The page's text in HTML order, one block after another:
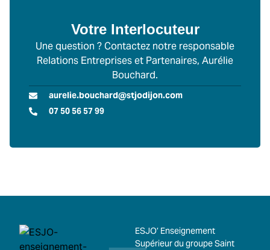
Votre Interlocuteur
Une question ? Contactez notre responsable
Relations Entreprises et Partenaires, Aurélie
Bouchard.
aurelie.bouchard@stjodijon.com
07 50 56 57 99
ESJO’ Enseignement
Supérieur du groupe Saint